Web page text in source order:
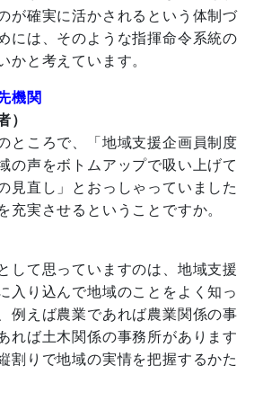
が確実に活かされるという体制づ
には、そのような指揮命令系統の
かと考えています。
機関
）
ところで、「地域支援企画員制度
の声をボトムアップで吸い上げて
見直し」とおっしゃっていました
充実させるということですか。
して思っていますのは、地域支援
入り込んで地域のことをよく知っ
例えば農業であれば農業関係の事
れば土木関係の事務所があります
割りで地域の実情を把握するかた